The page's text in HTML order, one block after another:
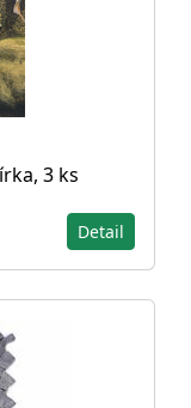
3 ks
Detail